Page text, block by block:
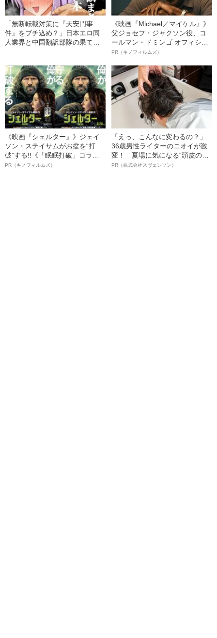
「無断転載対策に『天安門事
件』をブチ込め？」日本エロ同
人業界と中国翻訳部隊の果てな
《映画『Michael／マイケル』》
父ジョセフ・ジャクソン役、コ
ールマン・ドミンゴ オフィシャ
ルインタビュー“観客を魅了した
語る”《日本興収70億円突破》
PR（キノフィルムズ）
《映画『シェルター』》ジェイ
ソン・ステイサムがお盆を“打
破”する!!《「眠眠打破」コラ
ボ》
PR（キノフィルムズ）
「えっ、こんなに変わるの？」
36歳男性ライターのニオイが激
変！ 夏場に気になる“頭皮のニ
オイ”や“ベタつき”を解消す
PR（株式会社スヴェンソン）